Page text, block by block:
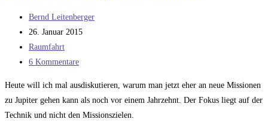
Beitrags-
Autor:
Bernd Leitenberger
Beitrag
veröffentlicht:
26. Januar 2015
Beitrags-
Kategorie:
Raumfahrt
Beitrags-
6 Kommentare
Heute will ich mal ausdiskutieren, warum man jetzt eher an neue Missionen
zu Jupiter gehen kann als noch vor einem Jahrzehnt. Der Fokus liegt auf der
Technik und nicht den Missionszielen.